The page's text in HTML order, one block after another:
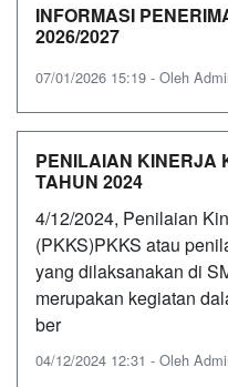
INFORMASI
2026/2027
07/01/2026 15:19 - Oleh
PENILAIAN KINERJA
TAHUN 2024
4/12/2024, Penilaian
(PKKS)PKKS atau
yang dilaksanakan di
merupakan kegiatan
ber
04/12/2024 12:31 - Oleh